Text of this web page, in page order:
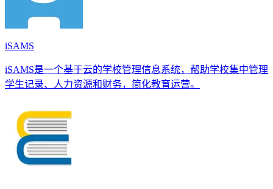
iSAMS
iSAMS是一个基于云的学校管理信息系统，帮助学校集中管理
学生记录、人力资源和财务，简化教育运营。